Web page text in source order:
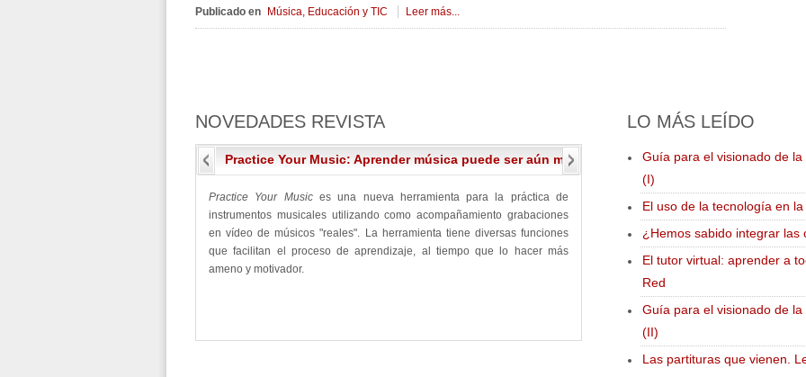
Publicado en Música, Educación y TIC Leer más...
NOVEDADES REVISTA
Practice Your Music: Aprender música puede ser aún más divertido Creación de
Practice Your Music es una nueva herramienta para la práctica de
instrumentos musicales utilizando como acompañamiento grabaciones
en vídeo de músicos "reales". La herramienta tiene diversas funciones
que facilitan el proceso de aprendizaje, al tiempo que lo hacer más
ameno y motivador.
En estos tutoriales os presento una de
de pizarras digitales Smart Board que no
Notebook. Tras la presentación de la
algunas actividades musicales para
pizarra digital. Las actividades que
pueden realizar desde la tableta o
LO MÁS LEÍDO
Guía para el visionado de
(I)
El uso de la tecnología en la
¿Hemos sabido integrar las
El tutor virtual: aprender a
Red
Guía para el visionado de
(II)
Las partituras que vienen.